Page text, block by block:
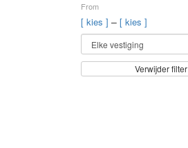
From
[ kies ] – [ kies ]
Verwijder filter